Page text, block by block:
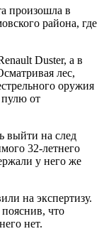
произошла в
района, где
Duster, а в
лес,
оружия
от
выйти на след
32-летнего
у него же
на экспертизу.
что
нет.